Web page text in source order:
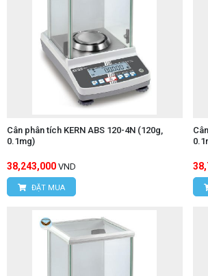
Cân phân tích KERN ABS 120-4N (120g,
0.1mg)
38,243,000 VND
ĐẶT MUA